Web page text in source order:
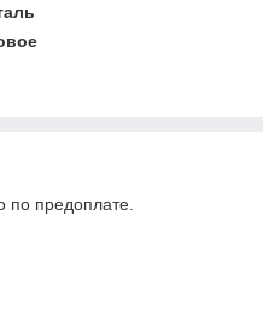
по предоплате.